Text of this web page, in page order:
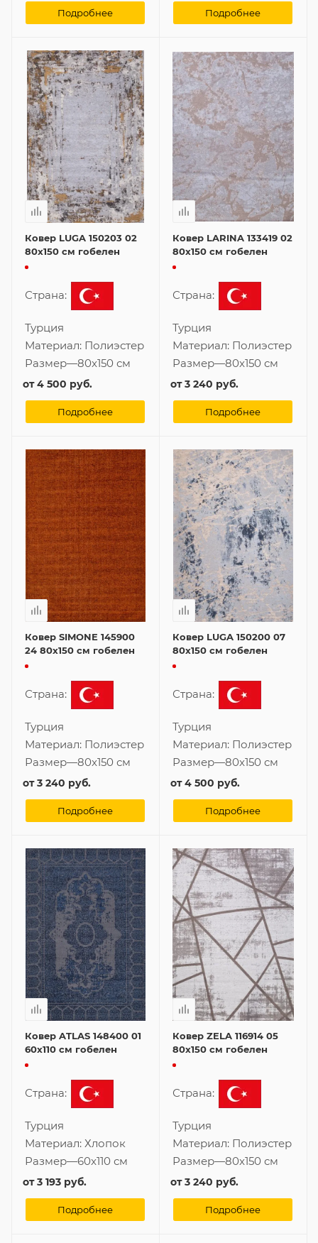
Подробнее Подробнее
Ковер LUGA 150203 02
80x150 см гобелен
Страна:
Турция
Материал: Полиэстер
Размер—80x150 см
от4 500 руб.
Подробнее
Ковер LARINA 133419 02
80x150 см гобелен
Страна:
Турция
Материал: Полиэстер
Размер—80x150 см
от3 240 руб.
Подробнее
Ковер SIMONE 145900
24 80x150 см гобелен
Страна:
Турция
Материал: Полиэстер
Размер—80x150 см
от3 240 руб.
Подробнее
Ковер LUGA 150200 07
80x150 см гобелен
Страна:
Турция
Материал: Полиэстер
Размер—80x150 см
от4 500 руб.
Подробнее
Ковер ATLAS 148400 01
60x110 см гобелен
Страна:
Турция
Материал: Хлопок
Размер—60x110 см
от3 193 руб.
Подробнее
Ковер ZELA 116914 05
80x150 см гобелен
Страна:
Турция
Материал: Полиэстер
Размер—80x150 см
от3 240 руб.
Подробнее